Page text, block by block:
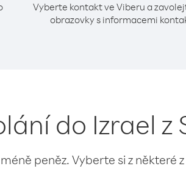
Vyberte kontakt ve Viberu a
obrazovky s informacemi
do Izrael
peněz. Vyberte si z